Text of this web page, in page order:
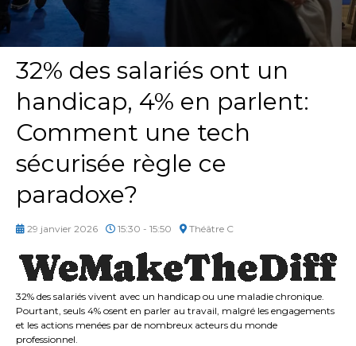
32% des salariés ont un
handicap, 4% en parlent:
Comment une tech
sécurisée règle ce
paradoxe?
29 janvier 2026 15:30 - 15:50 Théâtre C
32% des salariés vivent avec un handicap ou une maladie chronique.
Pourtant, seuls 4% osent en parler au travail, malgré les engagements
et les actions menées par de nombreux acteurs du monde
professionnel.